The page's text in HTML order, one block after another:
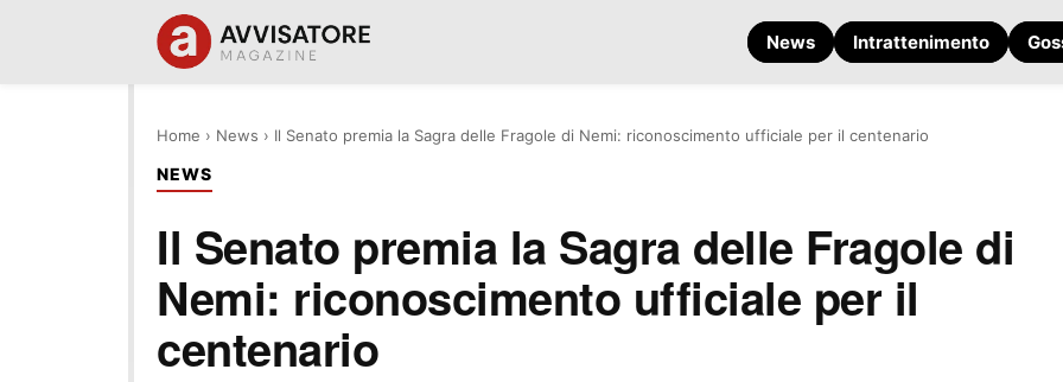
News Intrattenimento
Home › News › Il Senato premia la Sagra delle Fragole di Nemi: riconoscimento ufficiale per il centenario
NEWS
Il Senato premia la Sagra delle Fragole di
Nemi: riconoscimento ufficiale per il
centenario